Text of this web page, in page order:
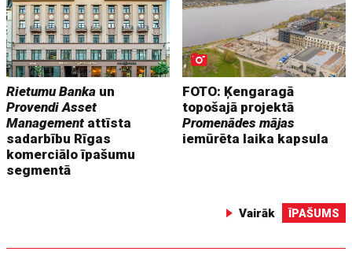
Rietumu Banka un
Provendi Asset
Management attīsta
sadarbību Rīgas
komerciālo īpašumu
segmentā
FOTO: Ķengaragā
topošajā projektā
Promenādes mājas
iemūrēta laika kapsula
Vairāk ĪPAŠUMS